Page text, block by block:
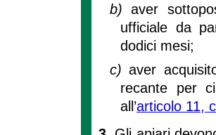
b)aver
ufficiale da
dodici mesi;
c)aver
recante per
all’articolo 11,